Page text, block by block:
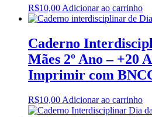
R$10,00 Adicionar ao carrinho
Caderno
Mães 2º Ano – +20
Imprimir com
R$10,00 Adicionar ao carrinho